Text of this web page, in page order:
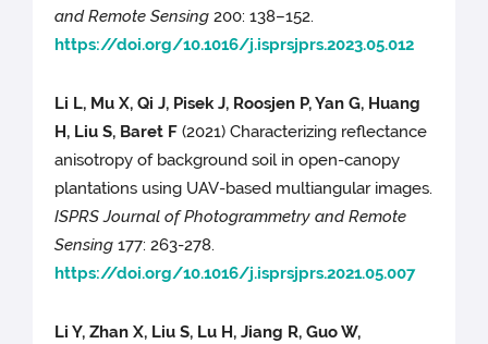
and Remote Sensing 200: 138–152.
https://doi.org/10.1016/j.isprsjprs.2023.05.012
Li L, Mu X, Qi J, Pisek J, Roosjen P, Yan G, Huang
H, Liu S, Baret F (2021) Characterizing reflectance
anisotropy of background soil in open-canopy
plantations using UAV-based multiangular images.
ISPRS Journal of Photogrammetry and Remote
Sensing 177: 263-278.
https://doi.org/10.1016/j.isprsjprs.2021.05.007
Li Y, Zhan X, Liu S, Lu H, Jiang R, Guo W,